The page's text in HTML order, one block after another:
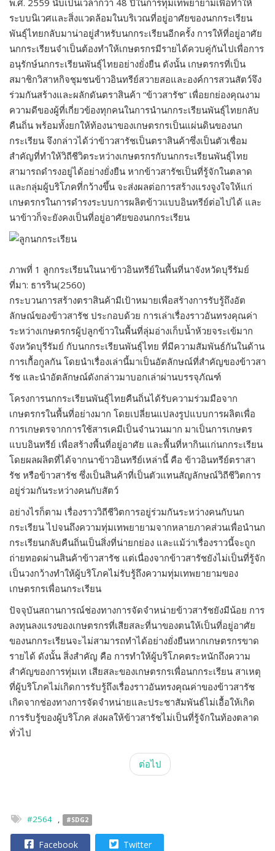
พ.ศ. 2559 นับเป็นเวลากว่า 48 ปีในการทุ่มเทพยายามเพื่อทำให้
ระบบนิเวศและสิ่งแวดล้อมในบริเวณที่อยู่อาศัยของนกกระเรียน
พันธุ์ไทยกลับมาน่าอยู่สำหรับนกกระเรียนอีกครั้ง การให้ที่อยู่อาศัย
นกกระเรียนจำเป็นต้องทำให้เกษตรกรมีรายได้ควบคู่กันไปเพื่อการ
อนุรักษ์นกกระเรียนพันธุ์ไทยอย่างยั่งยืน ดังนั้น เกษตรกรที่เป็น
สมาชิกวิสาหกิจชุมชนข้าวอินทรีย์สวายสอและองค์การสวนสัตว์จึง
ร่วมกันสร้างและผลักดันตราสินค้า “ข้าวสารัช” เพื่อยกย่องคุณงาม
ความดีของผู้ที่เกี่ยวข้องทุกคนในการนำนกกระเรียนพันธุ์ไทยกลับ
คืนถิ่น พร้อมทั้งยกให้ท้องนาของเกษตรกรเป็นแผ่นดินของนก
กระเรียน จึงกล่าวได้ว่าข้าวสารัชเป็นตราสินค้าซึ่งเป็นตัวเชื่อม
สำคัญที่ทำให้วิถีชีวิตระหว่างเกษตรกรกับนกกระเรียนพันธุ์ไทย
สามารถดำรงอยู่ได้อย่างยั่งยืน หากข้าวสารัชเป็นที่รู้จักในตลาด
และกลุ่มผู้บริโภคที่กว้างขึ้น จะส่งผลต่อการสร้างแรงจูงใจให้แก่
เกษตรกรในการดำรงระบบการผลิตข้าวแบบอินทรีย์ต่อไปได้ และ
นาข้าวก็จะยังคงเป็นที่อยู่อาศัยของนกกระเรียน
ภาพที่ 1 ลูกกระเรียนในนาข้าวอินทรีย์ในพื้นที่นาจังหวัดบุรีรัมย์
ที่มา: ธารริน(2560)
กระบวนการสร้างตราสินค้ามีเป้าหมายเพื่อสร้างการรับรู้ถึงอัต
ลักษณ์ของข้าวสารัช ประกอบด้วย การเล่าเรื่องราวอันทรงคุณค่า
ระหว่างเกษตรกรผู้ปลูกข้าวในพื้นที่ลุ่มอ่างเก็บน้ำห้วยจระเข้มาก
จังหวัดบุรีรัมย์ กับนกกระเรียนพันธุ์ไทย ที่มีความสัมพันธ์กันในด้าน
การเกื้อกูลกัน โดยนำเรื่องเล่านี้มาเป็นอัตลักษณ์ที่สำคัญของข้าวสา
รัช และนำอัตลักษณ์ดังกล่าวมาบอกเล่าผ่านบรรจุภัณฑ์
โครงการนกกระเรียนพันธุ์ไทยคืนถิ่นได้รับความร่วมมือจาก
เกษตรกรในพื้นที่อย่างมาก โดยเปลี่ยนแปลงรูปแบบการผลิตเพื่อ
การเกษตรจากการใช้สารเคมีเป็นจำนวนมาก มาเป็นการเกษตร
แบบอินทรีย์ เพื่อสร้างพื้นที่อยู่อาศัย และพื้นที่หากินแก่นกกระเรียน
โดยผลผลิตที่ได้จากนาข้าวอินทรีย์เหล่านี้ คือ ข้าวอินทรีย์ตราสา
รัช หรือข้าวสารัช ซึ่งเป็นสินค้าที่เป็นตัวแทนสัญลักษณ์วิถีชีวิตการ
อยู่ร่วมกันระหว่างคนกับสัตว์
อย่างไรก็ตาม เรื่องราววิถีชีวิตการอยู่ร่วมกันระหว่างคนกับนก
กระเรียน ไปจนถึงความทุ่มเทพยายามจากหลายภาคส่วนเพื่อนำนก
กระเรียนกลับคืนถิ่นเป็นสิ่งที่น่ายกย่อง และแม้ว่าเรื่องราวนี้จะถูก
ถ่ายทอดผ่านสินค้าข้าวสารัช แต่เนื่องจากข้าวสารัชยังไม่เป็นที่รู้จัก
เป็นวงกว้างทำให้ผู้บริโภคไม่รับรู้ถึงความทุ่มเทพยายามของ
เกษตรกรเพื่อนกระเรียน
ปัจจุบันสถานการณ์ช่องทางการจัดจำหน่ายข้าวสารัชยังมีน้อย การ
ลงทุนลงแรงของเกษตรกรที่เสียสละที่นาของตนให้เป็นที่อยู่อาศัย
ของนกกระเรียนจะไม่สามารถทำได้อย่างยั่งยืนหากเกษตรกรขาด
รายได้ ดังนั้น สิ่งสำคัญ คือ การทำให้ผู้บริโภคตระหนักถึงความ
สำคัญของการทุ่มเท เสียสละของเกษตรกรเพื่อนกกระเรียน สาเหตุ
ที่ผู้บริโภคไม่เกิดการรับรู้ถึงเรื่องราวอันทรงคุณค่าของข้าวสารัช
เกิดจากช่องทางการจัดจำหน่ายและประชาสัมพันธ์ไม่เอื้อให้เกิด
การรับรู้ของผู้บริโภค ส่งผลให้ข้าวสารัชไม่เป็นที่รู้จักในท้องตลาด
ทั่วไป
ต่อไป
#2564 , #SDG2
Facebook Twitter